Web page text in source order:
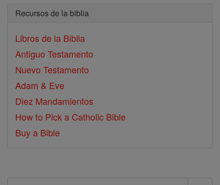
Recursos de la biblia
Libros de la Biblia
Antiguo Testamento
Nuevo Testamento
Adam & Eve
Diez Mandamientos
How to Pick a Catholic Bible
Buy a Bible